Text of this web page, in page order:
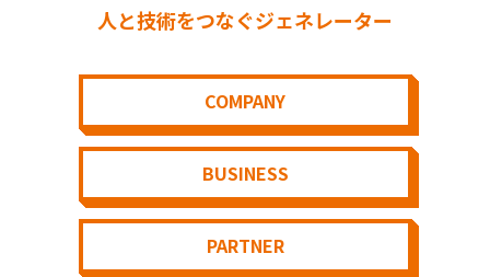
人と技術をつなぐジェネレーター
COMPANY
BUSINESS
PARTNER